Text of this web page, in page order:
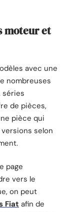
moteur et
avec une
nombreuses
séries
de pièces,
pièce qui
selon
page
vers le
on peut
Fiat afin de